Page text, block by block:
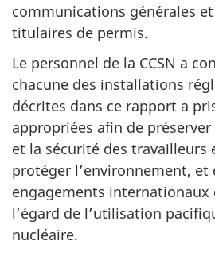
communications générales
titulaires de permis.
Le personnel de la CCSN a
chacune des installations
décrites dans ce rapport a
appropriées afin de
et la sécurité des travailleurs
protéger l’environnement, et
engagements internationaux
l’égard de l’utilisation
nucléaire.